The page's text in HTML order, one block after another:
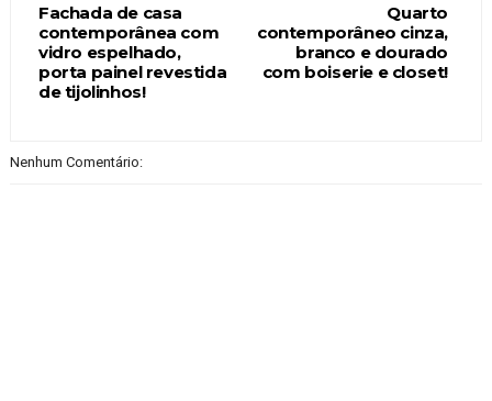
Quarto
contemporâneo cinza,
branco e dourado
com boiserie e closet!
Fachada de casa
contemporânea com
vidro espelhado,
porta painel revestida
de tijolinhos!
Nenhum Comentário: